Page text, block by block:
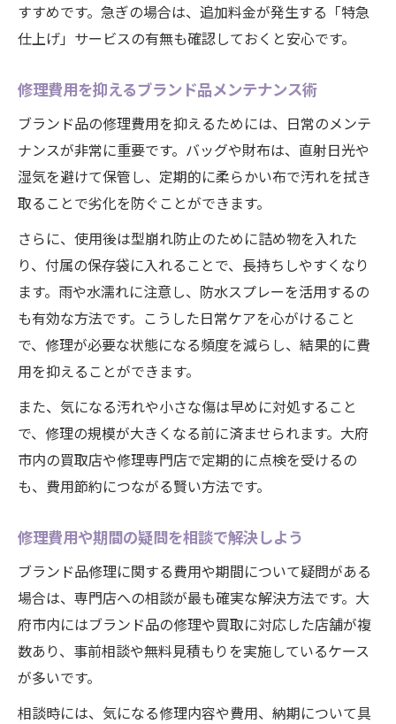
すすめです。急ぎの場合は、追加料金が発生する「特急
仕上げ」サービスの有無も確認しておくと安心です。
修理費用を抑えるブランド品メンテナンス術
ブランド品の修理費用を抑えるためには、日常のメンテ
ナンスが非常に重要です。バッグや財布は、直射日光や
湿気を避けて保管し、定期的に柔らかい布で汚れを拭き
取ることで劣化を防ぐことができます。
さらに、使用後は型崩れ防止のために詰め物を入れた
り、付属の保存袋に入れることで、長持ちしやすくなり
ます。雨や水濡れに注意し、防水スプレーを活用するの
も有効な方法です。こうした日常ケアを心がけること
で、修理が必要な状態になる頻度を減らし、結果的に費
用を抑えることができます。
また、気になる汚れや小さな傷は早めに対処すること
で、修理の規模が大きくなる前に済ませられます。大府
市内の買取店や修理専門店で定期的に点検を受けるの
も、費用節約につながる賢い方法です。
修理費用や期間の疑問を相談で解決しよう
ブランド品修理に関する費用や期間について疑問がある
場合は、専門店への相談が最も確実な解決方法です。大
府市内にはブランド品の修理や買取に対応した店舗が複
数あり、事前相談や無料見積もりを実施しているケース
が多いです。
相談時には、気になる修理内容や費用、納期について具